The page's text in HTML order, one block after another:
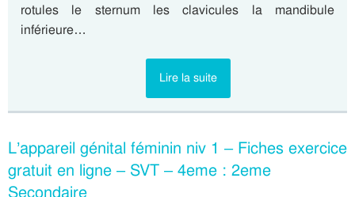
rotules le sternum les clavicules la mandibule
inférieure…
Lire la suite
L’appareil génital féminin niv 1 – Fiches exercice
gratuit en ligne – SVT – 4eme : 2eme
Secondaire